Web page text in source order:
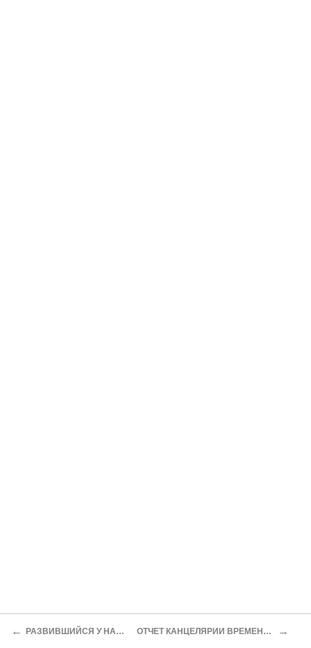
← РАЗВИВШИЙСЯ У НАС, РУССКИХ, ДУХ НАРОДНОГО САМООТРЕЧЕНИЯ И САМОУНИЧТОЖЕНИЯ, ОТЧЕТ КАНЦЕЛЯРИИ ВРЕМЕННОГО ПОЛЕВОГО АУДИТОРИАТА О ПОКАРАНИИ СМЕРТЬЮ ПО ВИЛЕНСКОМУ ВОЕННОМУ ОКРУГУ →